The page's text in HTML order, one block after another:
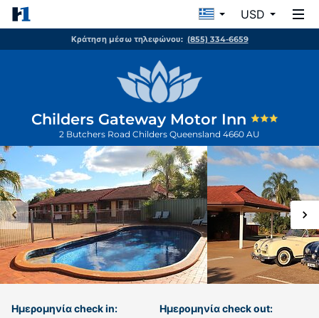
USD
Κράτηση μέσω τηλεφώνου: (855) 334-6659
Childers Gateway Motor Inn
2 Butchers Road Childers Queensland 4660 AU
Ημερομηνία check in: Ημερομηνία check out: